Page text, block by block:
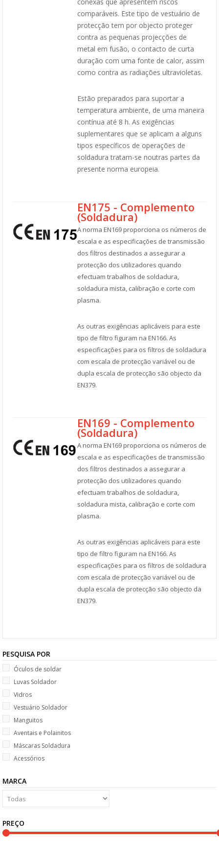
conexas que apresentem riscos
comparáveis. Este tipo de vestuário de
protecção tem por objecto proteger
contra as pequenas projecções de
metal em fusão, o contacto de curta
duração com uma fonte de calor, assim
como contra as radiações ultravioletas.
Estão preparados para suportar a
temperatura ambiente, de uma maneira
contínua até 8 h. As exigências
suplementares que se aplicam a alguns
tipos específicos de operações de
soldadura tratam-se noutras partes da
presente norma europeia.
EN175 - Complemento
(Soldadura)
A norma EN169 proporciona os números de
escala e as especificações de transmissão
dos filtros destinados a assegurar a
protecção dos utilizadores quando
efectuam trabalhos de soldadura,
soldadura mista, calibração e corte com
plasma.
As outras exigências aplicáveis para este
tipo de filtro figuram na EN166. As
especificações para os filtros de soldadura
com escala de protecção variável ou de
dupla escala de protecção são objecto da
EN379.
EN169 - Complemento
(Soldadura)
A norma EN169 proporciona os números de
escala e as especificações de transmissão
dos filtros destinados a assegurar a
protecção dos utilizadores quando
efectuam trabalhos de soldadura,
soldadura mista, calibração e corte com
plasma.
As outras exigências aplicáveis para este
tipo de filtro figuram na EN166. As
especificações para os filtros de soldadura
com escala de protecção variável ou de
dupla escala de protecção são objecto da
EN379.
PESQUISA POR
Óculos de soldar
Luvas Soldador
Vidros
Vestuário Soldador
Manguitos
Aventais e Polainitos
Máscaras Soldadura
Acessórios
MARCA
PREÇO